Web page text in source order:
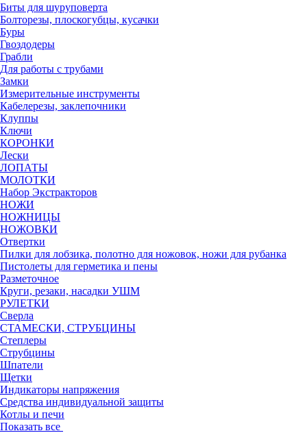
Биты для шуруповерта
Болторезы, плоскогубцы, кусачки
Буры
Гвоздодеры
Грабли
Для работы с трубами
Замки
Измерительные инструменты
Кабелерезы, заклепочники
Клуппы
Ключи
КОРОНКИ
Лески
ЛОПАТЫ
МОЛОТКИ
Набор Экстракторов
НОЖИ
НОЖНИЦЫ
НОЖОВКИ
Отвертки
Пилки для лобзика, полотно для ножовок, ножи для рубанка
Пистолеты для герметика и пены
Разметочное
Круги, резаки, насадки УШМ
РУЛЕТКИ
Сверла
СТАМЕСКИ, СТРУБЦИНЫ
Степлеры
Струбцины
Шпатели
Щетки
Индикаторы напряжения
Средства индивидуальной защиты
Котлы и печи
Показать все